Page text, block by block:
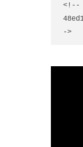
<!--
->